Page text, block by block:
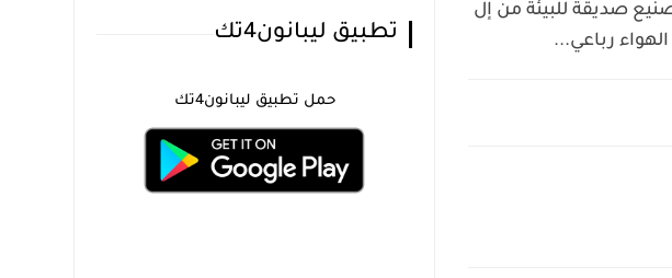
صديقة للبيئة من إل
رباعي...
تطبيق ليبانون4تك
حمل تطبيق ليبانون4تك